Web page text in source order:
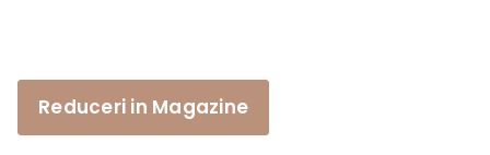
Reduceri in Magazine